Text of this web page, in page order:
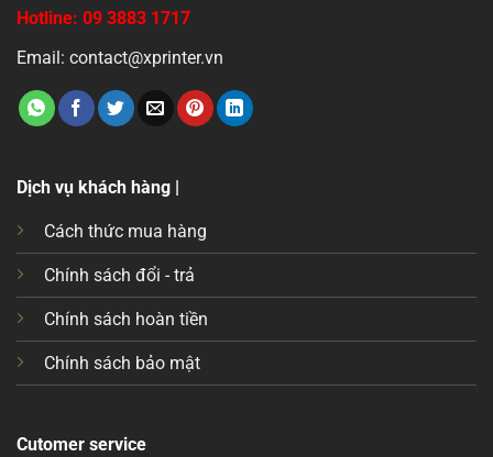
Hotline: 09 3883 1717
Email: contact@xprinter.vn
Dịch vụ khách hàng |
Cách thức mua hàng
Chính sách đổi - trả
Chính sách hoàn tiền
Chính sách bảo mật
Cutomer service